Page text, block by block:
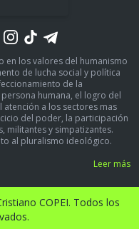
en los valores del humanismo
de lucha social y política
de la
humana, el logro del
atención a los sectores mas
del poder, la participación
militantes y simpatizantes.
al pluralismo ideológico.
Leer más
COPEI. Todos los